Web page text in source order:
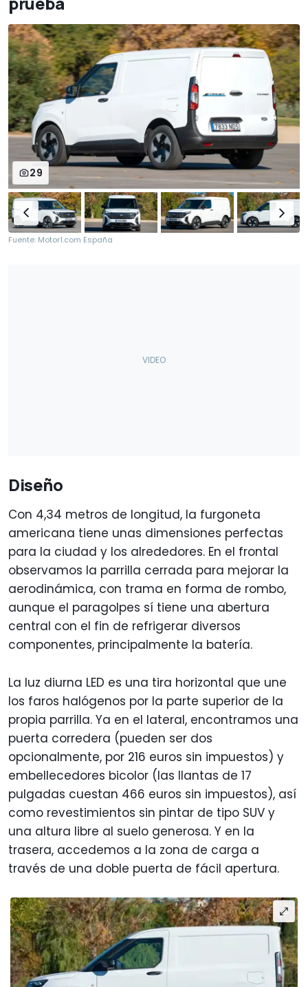
29
Fuente: Motor1.com España
Diseño
Con 4,34 metros de longitud, la furgoneta
americana tiene unas dimensiones perfectas
para la ciudad y los alrededores. En el frontal
observamos la parrilla cerrada para mejorar la
aerodinámica, con trama en forma de rombo,
aunque el paragolpes sí tiene una abertura
central con el fin de refrigerar diversos
componentes, principalmente la batería.
La luz diurna LED es una tira horizontal que une
los faros halógenos por la parte superior de la
propia parrilla. Ya en el lateral, encontramos una
puerta corredera (pueden ser dos
opcionalmente, por 216 euros sin impuestos) y
embellecedores bicolor (las llantas de 17
pulgadas cuestan 466 euros sin impuestos), así
como revestimientos sin pintar de tipo SUV y
una altura libre al suelo generosa. Y en la
trasera, accedemos a la zona de carga a
través de una doble puerta de fácil apertura.